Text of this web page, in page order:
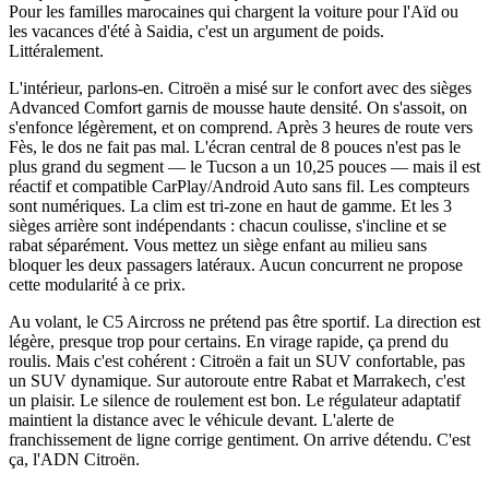
Pour les familles marocaines qui chargent la voiture pour l'Aïd ou
les vacances d'été à Saidia, c'est un argument de poids.
Littéralement.
L'intérieur, parlons-en. Citroën a misé sur le confort avec des sièges
Advanced Comfort garnis de mousse haute densité. On s'assoit, on
s'enfonce légèrement, et on comprend. Après 3 heures de route vers
Fès, le dos ne fait pas mal. L'écran central de 8 pouces n'est pas le
plus grand du segment — le Tucson a un 10,25 pouces — mais il est
réactif et compatible CarPlay/Android Auto sans fil. Les compteurs
sont numériques. La clim est tri-zone en haut de gamme. Et les 3
sièges arrière sont indépendants : chacun coulisse, s'incline et se
rabat séparément. Vous mettez un siège enfant au milieu sans
bloquer les deux passagers latéraux. Aucun concurrent ne propose
cette modularité à ce prix.
Au volant, le C5 Aircross ne prétend pas être sportif. La direction est
légère, presque trop pour certains. En virage rapide, ça prend du
roulis. Mais c'est cohérent : Citroën a fait un SUV confortable, pas
un SUV dynamique. Sur autoroute entre Rabat et Marrakech, c'est
un plaisir. Le silence de roulement est bon. Le régulateur adaptatif
maintient la distance avec le véhicule devant. L'alerte de
franchissement de ligne corrige gentiment. On arrive détendu. C'est
ça, l'ADN Citroën.